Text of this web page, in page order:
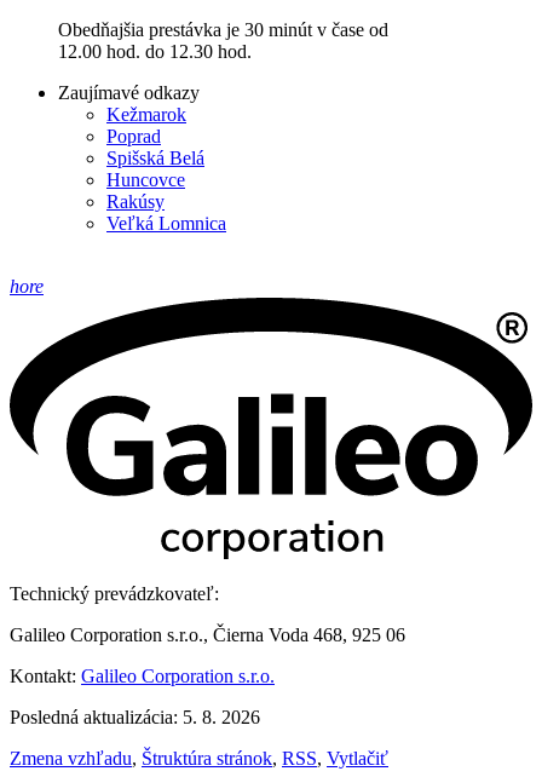
Obedňajšia prestávka je 30 minút v čase od
12.00 hod. do 12.30 hod.
Zaujímavé odkazy
Kežmarok
Poprad
Spišská Belá
Huncovce
Rakúsy
Veľká Lomnica
hore
Technický prevádzkovateľ:
Galileo Corporation s.r.o., Čierna Voda 468, 925 06
Kontakt: Galileo Corporation s.r.o.
Posledná aktualizácia: 5. 8. 2026
Zmena vzhľadu, Štruktúra stránok, RSS, Vytlačiť